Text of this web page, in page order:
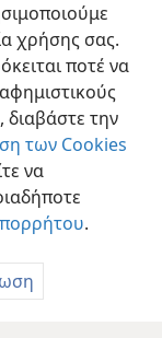
χρήσης σας.
ποτέ να
διαβάστε την
των Cookies
να
.
of Pennsylvania
Απορρήτου